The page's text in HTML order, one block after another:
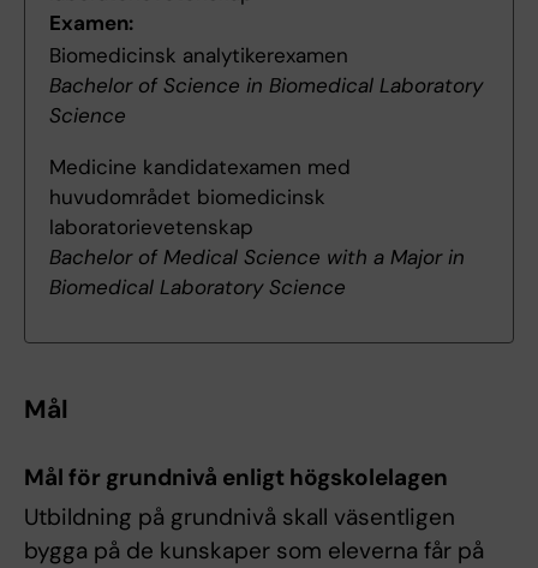
Examen:
Biomedicinsk analytikerexamen
Bachelor of Science in Biomedical Laboratory
Science
Medicine kandidatexamen med
huvudområdet biomedicinsk
laboratorievetenskap
Bachelor of Medical Science with a Major in
Biomedical Laboratory Science
Mål
Mål för grundnivå enligt högskolelagen
Utbildning på grundnivå skall väsentligen
bygga på de kunskaper som eleverna får på